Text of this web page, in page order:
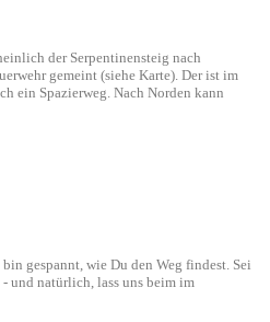
der Serpentinensteig nach
gemeint (siehe Karte). Der ist im
ein Spazierweg. Nach Norden kann
gespannt, wie Du den Weg findest. Sei
und natürlich, lass uns beim im